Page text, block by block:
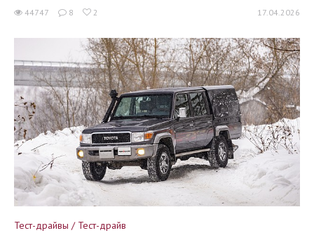
44747 8 2 17.04.2026
Тест-драйвы / Тест-драйв